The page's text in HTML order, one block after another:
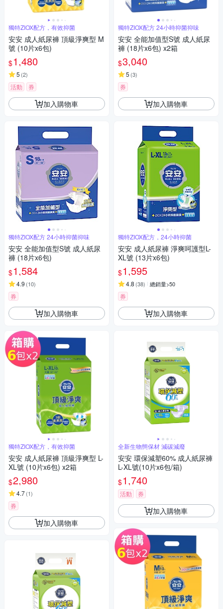
獨特ZIOX配方，有效抑菌
安安 成人紙尿褲 頂級淨爽型 M
號 (10片x6包)
$1,480
5 (2)
活動 券
加入購物車
獨特ZIOX配方 24小時抑菌抑味
安安 全能加值型S號 成人紙尿
褲 (18片x6包)
$1,584
4.9 (10)
券
加入購物車
獨特ZIOX配方，有效抑菌
安安 成人紙尿褲 頂級淨爽型 L-
XL號 (10片x6包) x2箱
$2,980
4.7(1)
券
加入購物車
獨特ZIOX配方 24小時抑菌抑味
安安 全能加值型S號 成人紙尿
褲 (18片x6包) x2箱
$3,040
5 (3)
券
加入購物車
獨特ZIOX配方，24小時抑菌
安安 成人紙尿褲 淨爽呵護型L-
XL號 (13片x6包)
$1,595
4.8 (38) 總銷量>50
券
加入購物車
全新生物態保材 減碳減廢
安安 環保減塑60% 成人紙尿褲
L-XL號(10片x6包/箱)
$1,740
活動 券
加入購物車